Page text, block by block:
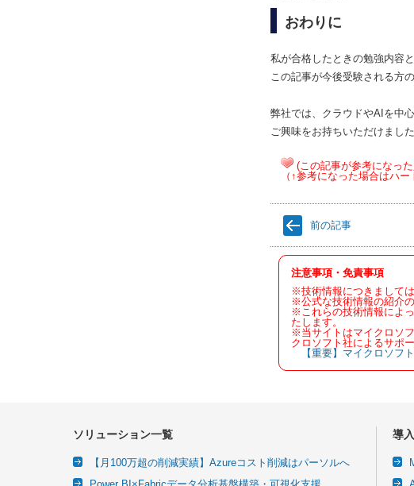
おわりに
私が合格したときの勉強内容
この記事が今後受験される方
弊社では、クラウドやAIを中
ご興味をお持ちいただけまし
(この記事が参考になった
（↑参考になった場合はハ
前の記事
注意事項・免責事項
※技術情報につきまして
※公式な技術情報の紹介
※これらの技術情報によ
たします。
※当サイトはマイクロソ
クロソフト社によるサポ
【重要】マイクロソフ
ソリューション一覧
【月100万超の削減実績】Azureコスト削減はパーソルへ
導